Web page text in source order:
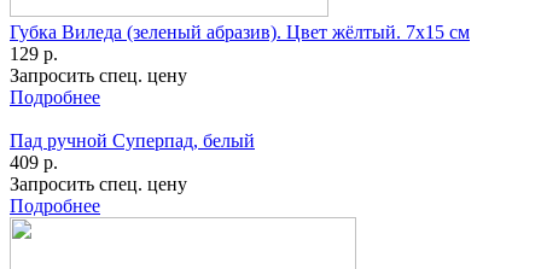
Губка Виледа (зеленый абразив). Цвет жёлтый. 7х15 см
129 р.
Запросить спец. цену
Подробнее
Пад ручной Суперпад, белый
409 р.
Запросить спец. цену
Подробнее